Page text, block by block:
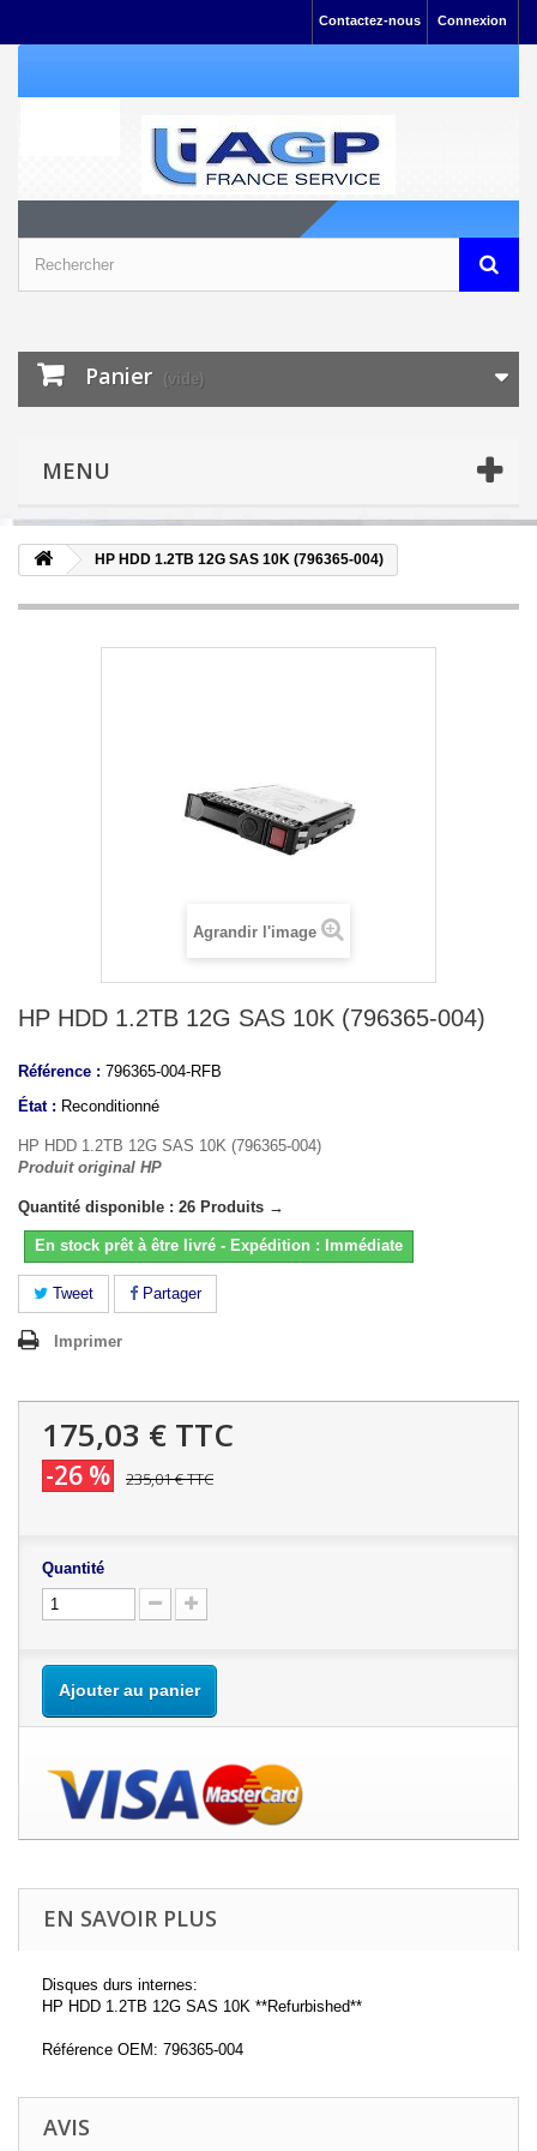
Connexion
Contactez-nous
Panier (vide)
MENU
HP HDD 1.2TB 12G SAS 10K (796365-004)
Agrandir l'image
HP HDD 1.2TB 12G SAS 10K (796365-004)
Référence : 796365-004-RFB
État : Reconditionné
HP HDD 1.2TB 12G SAS 10K (796365-004)
Produit original HP
Quantité disponible : 26 Produits →
En stock prêt à être livré - Expédition : Immédiate
Tweet Partager
Imprimer
175,03 € TTC
-26 % 235,01 €TTC
Quantité
Ajouter au panier
EN SAVOIR PLUS
Disques durs internes:
HP HDD 1.2TB 12G SAS 10K **Refurbished**
Référence OEM: 796365-004
AVIS